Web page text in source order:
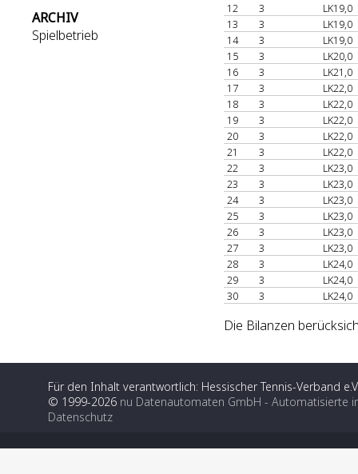
ARCHIV
Spielbetrieb
12
3
LK19,0
13
3
LK19,0
14
3
LK19,0
15
3
LK20,0
16
3
LK21,0
17
3
LK22,0
18
3
LK22,0
19
3
LK22,0
20
3
LK22,0
21
3
LK22,0
22
3
LK23,0
23
3
LK23,0
24
3
LK23,0
25
3
LK23,0
26
3
LK23,0
27
3
LK23,0
28
3
LK24,0
29
3
LK24,0
30
3 LK24,0
Die Bilanzen
Für den Inhalt verantwortlich: Hessischer Tennis-Verband
© 1999-2026 nu Datenautomaten GmbH - Automatisierte
Datenschutz